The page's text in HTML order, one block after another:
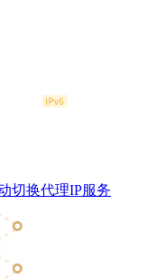
切换代理IP服务